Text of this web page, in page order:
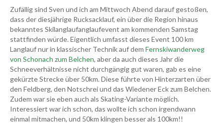
Zufällig sind Sven und ich am Mittwoch Abend darauf gestoßen,
dass der diesjährige Rucksacklauf, ein über die Region hinaus
bekanntes Skilanglaufanglaufevent am kommenden Samstag
stattfinden würde. Eigentlich umfasst dieses Event 100 km
Langlauf nur in klassischer Technik auf dem Fernskiwanderweg
von Schonach zum Belchen, aber da auch dieses Jahr die
Schneeverhältnisse nicht durchgängig gut waren, gab es eine
gekürzte Strecke über 50km. Diese führte von Hinterzarten über
den Feldberg, den Notschrei und das Wiedener Eck zum Belchen.
Zudem war sie eben auch als Skating-Variante möglich.
Interessiert war ich schon, das wollte ich schon irgendwann
einmal mitmachen, und 50km klingen besser als 100km!!